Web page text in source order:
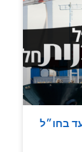
בחו״ל